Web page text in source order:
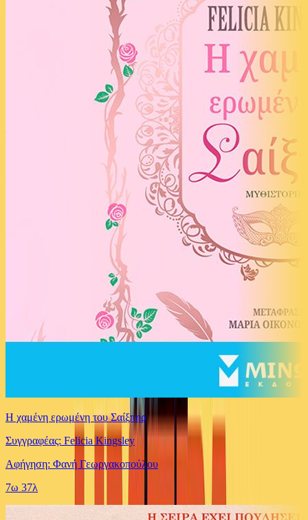
Η χαμένη ερωμένη του Σαίξπηρ
Συγγραφέας: Felicia Kingsley
Αφήγηση: Φανή Γεωργακοπούλου
7ω 37λ